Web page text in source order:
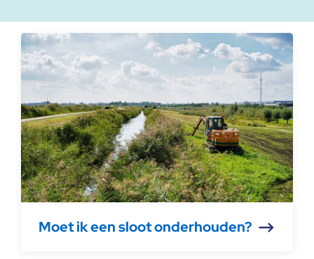
Moet ik een sloot onderhouden?